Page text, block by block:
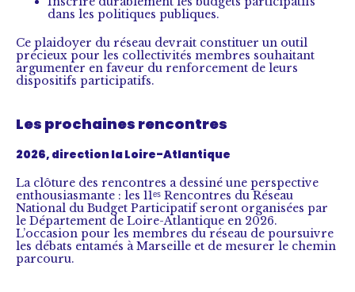
dans les politiques publiques.
Ce plaidoyer du réseau devrait constituer un outil
précieux pour les collectivités membres souhaitant
argumenter en faveur du renforcement de leurs
dispositifs participatifs.
Les prochaines rencontres
2026, direction la Loire-Atlantique
La clôture des rencontres a dessiné une perspective
enthousiasmante : les 11ᵉˢ Rencontres du Réseau
National du Budget Participatif seront organisées par
le Département de Loire-Atlantique en 2026.
L’occasion pour les membres du réseau de poursuivre
les débats entamés à Marseille et de mesurer le chemin
parcouru.